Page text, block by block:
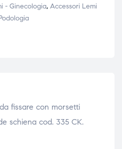
- Ginecologia, Accessori Lemi
fissare con morsetti
schiena cod. 335 CK.